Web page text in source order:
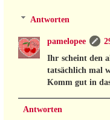
Antworten
pamelopee
Ihr scheint den
tatsächlich mal
Komm gut in
Antworten